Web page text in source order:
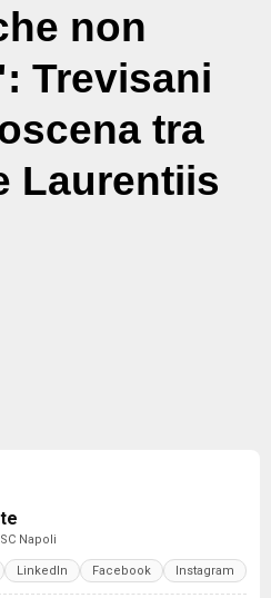
non
Trevisani
tra
Laurentiis
Napoli
LinkedIn Facebook Instagram